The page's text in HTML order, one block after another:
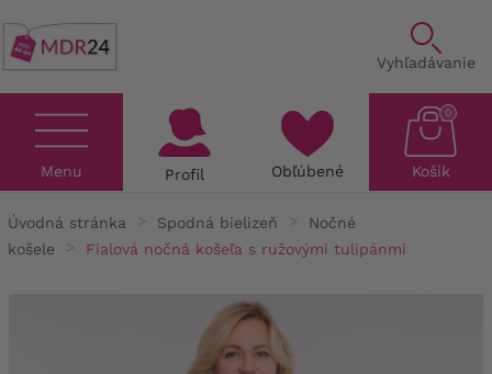
Vyhľadávanie
Menu Profil Obľúbené Košík
0
Úvodná stránka Spodná bielizeň
Nočné
košele
Fialová nočná košeľa s ružovými tulipánmi